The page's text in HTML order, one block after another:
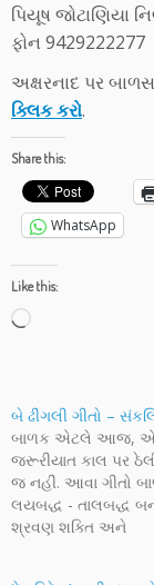
પિયૂષ જોટાણિયા
ફોન 9429222277
અક્ષરનાદ પર
ક્લિક કરો.
Share this:
WhatsApp
Like this:
Loading…
બે ઢીંગલી ગીતો –
બાળક એટલે આજ,
જરૂરીયાત કાલ પર
જ નહીં. આવા ગીતો
લયબદ્ધ - તાલબદ્ધ
શ્રવણ શક્તિ અને